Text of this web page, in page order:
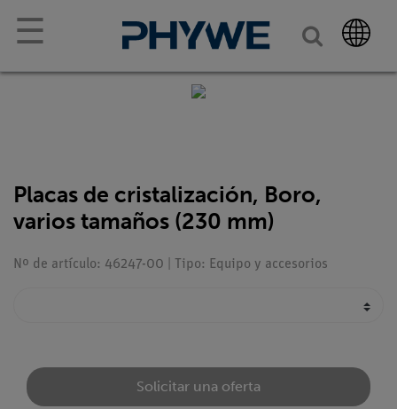
☰
Placas de cristalización, Boro,
varios tamaños (230 mm)
Nº de artículo: 46247-00 | Tipo: Equipo y accesorios
Solicitar una oferta